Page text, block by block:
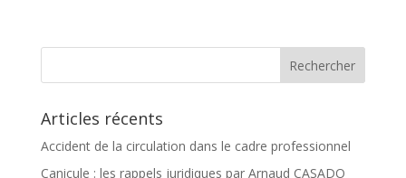
Articles récents
Accident de la circulation dans le cadre professionnel
Canicule : les rappels juridiques par Arnaud CASADO